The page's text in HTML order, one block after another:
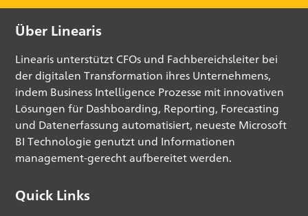
Über Linearis
Linearis unterstützt CFOs und Fachbereichsleiter bei
der digitalen Transformation ihres Unternehmens,
indem Business Intelligence Prozesse mit innovativen
Lösungen für Dashboarding, Reporting, Forecasting
und Datenerfassung automatisiert, neueste Microsoft
BI Technologie genutzt und Informationen
management-gerecht aufbereitet werden.
Quick Links